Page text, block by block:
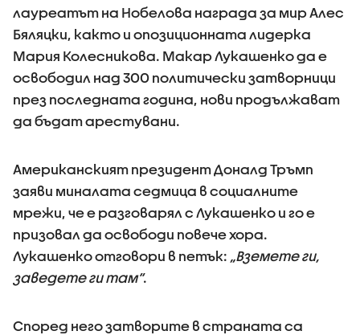
лауреатът на Нобелова награда за мир Алес
Бяляцки, както и опозиционната лидерка
Мария Колесникова. Макар Лукашенко да е
освободил над 300 политически затворници
през последната година, нови продължават
да бъдат арестувани.
Американският президент Доналд Тръмп
заяви миналата седмица в социалните
мрежи, че е разговарял с Лукашенко и го е
призовал да освободи повече хора.
Лукашенко отговори в петък: „Вземете ги,
заведете ги там“.
Според него затворите в страната са